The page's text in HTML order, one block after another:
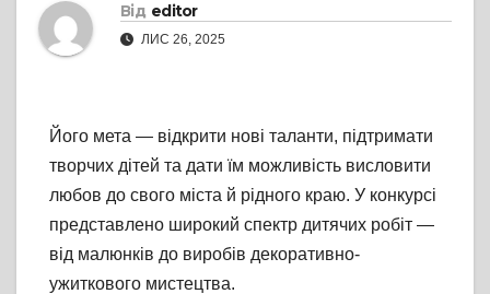
Від editor
ЛИС 26, 2025
Його мета — відкрити нові таланти, підтримати
творчих дітей та дати їм можливість висловити
любов до свого міста й рідного краю. У конкурсі
представлено широкий спектр дитячих робіт —
від малюнків до виробів декоративно-
ужиткового мистецтва.